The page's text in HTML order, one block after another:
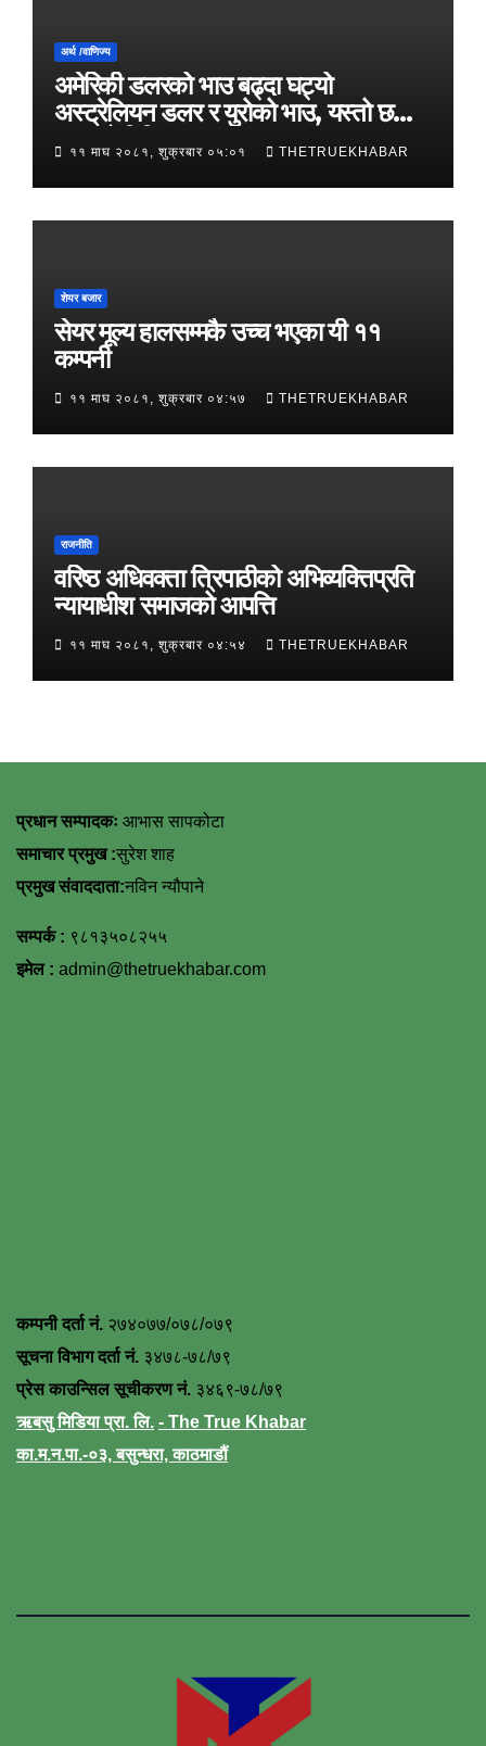
अर्थ /वाणिज्य
अमेरिकी डलरको भाउ बढ्दा घट्यो
अस्ट्रेलियन डलर र युरोको भाउ, यस्तो छ
आजको विनिमयदर
११ माघ २०८१, शुक्रबार ०५:०१ THETRUEKHABAR
शेयर बजार
सेयर मूल्य हालसम्मकै उच्च भएका यी ११
कम्पनी
११ माघ २०८१, शुक्रबार ०४:५७ THETRUEKHABAR
राजनीति
वरिष्ठ अधिवक्ता त्रिपाठीको अभिव्यक्तिप्रति
न्यायाधीश समाजको आपत्ति
११ माघ २०८१, शुक्रबार ०४:५४ THETRUEKHABAR
प्रधान सम्पादकः आभास सापकोटा
समाचार प्रमुख :सुरेश शाह
प्रमुख संवाददाता:नविन न्यौपाने
सम्पर्क : ९८१३५०८२५५
इमेल : admin@thetruekhabar.com
कम्पनी दर्ता नं. २७४०७७/०७८/०७९
सूचना विभाग दर्ता नं. ३४७८-७८/७९
प्रेस काउन्सिल सूचीकरण नं. ३४६९-७८/७९
ऋबसु मिडिया प्रा. लि. - The True Khabar
का.म.न.पा.-०३, बसुन्धरा, काठमाडौं